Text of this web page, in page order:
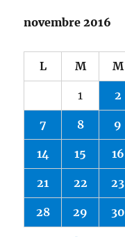
novembre 2016
L M M
1 2
7 8 9
14 15 16
21 22 23
28 29 30